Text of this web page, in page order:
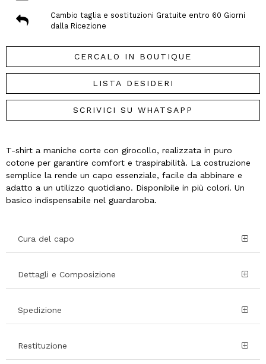
Cambio taglia e sostituzioni Gratuite entro 60 Giorni
dalla Ricezione
CERCALO IN BOUTIQUE
LISTA DESIDERI
SCRIVICI SU WHATSAPP
T-shirt a maniche corte con girocollo, realizzata in puro
cotone per garantire comfort e traspirabilità. La costruzione
semplice la rende un capo essenziale, facile da abbinare e
adatto a un utilizzo quotidiano. Disponibile in più colori. Un
basico indispensabile nel guardaroba.
Cura del capo
Dettagli e Composizione
Spedizione
Restituzione